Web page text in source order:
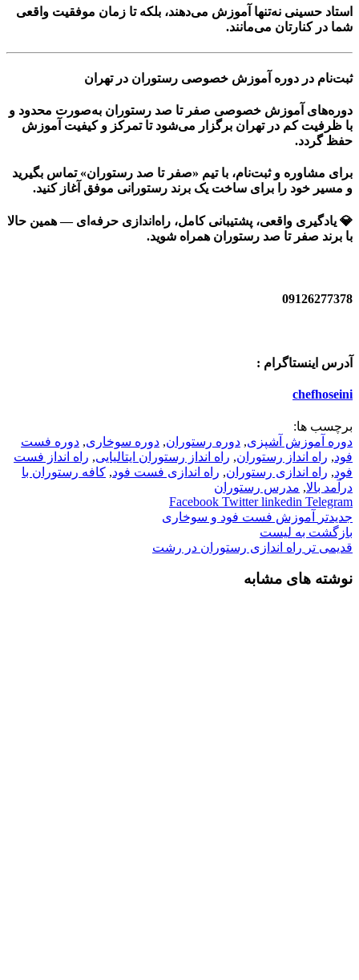
استاد حسینی نه‌تنها آموزش می‌دهند، بلکه تا زمان موفقیت واقعی
شما در کنارتان می‌مانند.
ثبت‌نام در دوره آموزش خصوصی رستوران در تهران
دوره‌های آموزش خصوصی صفر تا صد رستوران به‌صورت محدود و
با ظرفیت کم درتهران برگزار می‌شود تا تمرکز و کیفیت آموزش
حفظ گردد.
برای مشاوره و ثبت‌نام، با تیم «صفر تا صد رستوران» تماس بگیرید
و مسیر خود را برای ساخت یک برند رستورانی موفق آغاز کنید.
💎 یادگیری واقعی، پشتیبانی کامل، راه‌اندازی حرفه‌ای — همین حالا
با برند صفر تا صد رستوران همراه شوید.
09126277378
آدرس اینستاگرام :
chefhoseini
برچسب ها:
دوره آموزش آشپزی, دوره رستوران, دوره سوخاری, دوره فست
فود, راه انداز رستوران, راه انداز رستوران ایتالیایی, راه انداز فست
فود, راه اندازی رستوران, راه اندازی فست فود, کافه رستوران با
درآمد بالا, مدرس رستوران
Facebook Twitter linkedin Telegram
جدیدتر
آموزش فست فود و سوخاری
بازگشت به لیست
قدیمی تر راه اندازی رستوران در رشت
نوشته های مشابه